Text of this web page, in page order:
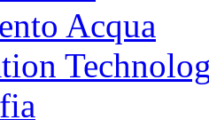
Acqua